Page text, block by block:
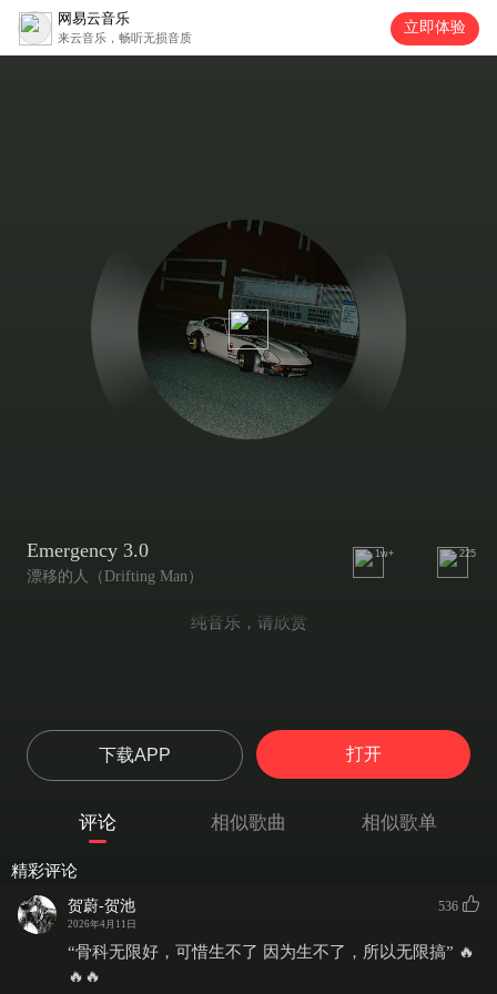
网易云音乐
来云音乐，畅听无损音质
立即体验
Emergency 3.0
漂移的人（Drifting Man）
1w+ 225
纯音乐，请欣赏
下载APP 打开
评论 相似歌曲 相似歌单
精彩评论
贺蔚-贺池
2026年4月11日
536
“骨科无限好，可惜生不了 因为生不了，所以无限搞” 🔥
🔥🔥